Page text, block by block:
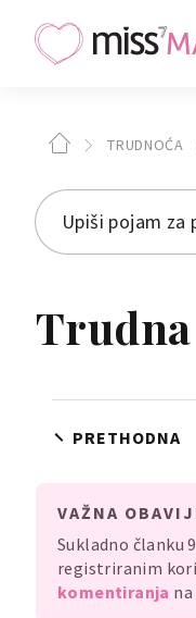
TRUDNOĆA
PRETHODNA
VAŽNA
Sukladno članku
registriranim
komentiranja